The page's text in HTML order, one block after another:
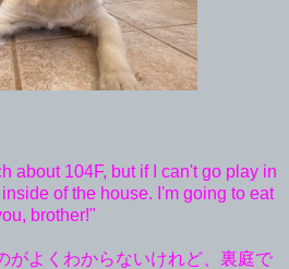
about 104F, but if I can't go play in
of the house. I'm going to eat
brother!"
がよくわからないけれど、裏庭で